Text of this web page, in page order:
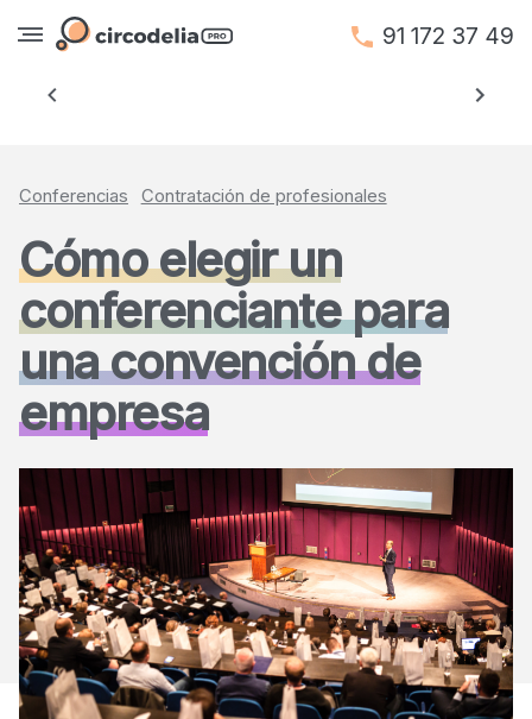
91 172 37 49
Conferencias Contratación de profesionales
Cómo elegir un
conferenciante para
una convención de
empresa